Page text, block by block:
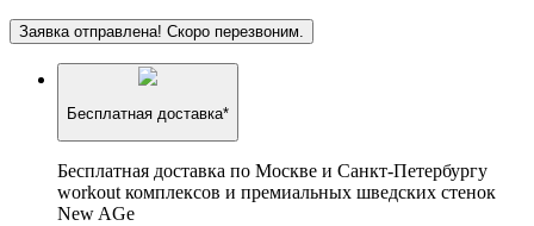
Заявка отправлена! Скоро перезвоним.
Бесплатная доставка*
Бесплатная доставка по Москве и Санкт-Петербургу
workout комплексов и премиальных шведских стенок
New AGe